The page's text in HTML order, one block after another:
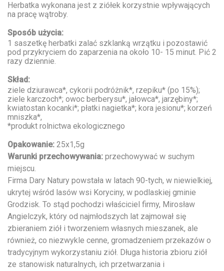
Herbatka wykonana jest z ziółek korzystnie wpływających
na pracę wątroby.
Sposób użycia:
1 saszetkę herbatki zalać szklanką wrzątku i pozostawić
pod przykryciem do zaparzenia na około 10- 15 minut. Pić 2
razy dziennie.
Skład:
ziele dziurawca*, cykorii podróżnik*, rzepiku* (po 15%);
ziele karczoch*; owoc berberysu*, jałowca*, jarzębiny*;
kwiatostan kocanki*; płatki nagietka*; kora jesionu*; korzeń
mniszka*,
*produkt rolnictwa ekologicznego
Opakowanie: 25x1,5g
Warunki przechowywania: przechowywać w suchym
miejscu.
Firma Dary Natury powstała w latach 90-tych, w niewielkiej,
ukrytej wśród lasów wsi Koryciny, w podlaskiej gminie
Grodzisk. To stąd pochodzi właściciel firmy, Mirosław
Angielczyk, który od najmłodszych lat zajmował się
zbieraniem ziół i tworzeniem własnych mieszanek, ale
również, co niezwykle cenne, gromadzeniem przekazów o
tradycyjnym wykorzystaniu ziół. Długa historia zbioru ziół
ze stanowisk naturalnych, ich przetwarzania i